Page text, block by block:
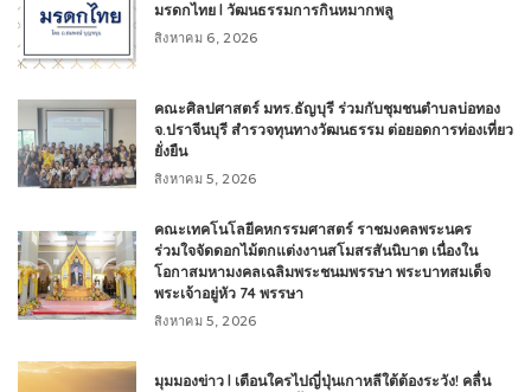
มรดกไทย l วัฒนธรรมการกินหมากพลู
สิงหาคม 6, 2026
คณะศิลปศาสตร์ มทร.ธัญบุรี ร่วมกับชุมชนตำบลบ่อทอง
จ.ปราจีนบุรี สำรวจทุนทางวัฒนธรรม ต่อยอดการท่องเที่ยว
ยั่งยืน
สิงหาคม 5, 2026
คณะเทคโนโลยีคหกรรมศาสตร์ ราชมงคลพระนคร
ร่วมใจจัดดอกไม้ตกแต่งงานสโมสรสันนิบาต เนื่องใน
โอกาสมหามงคลเฉลิมพระชนมพรรษา พระบาทสมเด็จ
พระเจ้าอยู่หัว 74 พรรษา
สิงหาคม 5, 2026
มุมมองข่าว l เตือนใครไปญี่ปุ่นเกาหลีใต้ต้องระวัง! คลื่น